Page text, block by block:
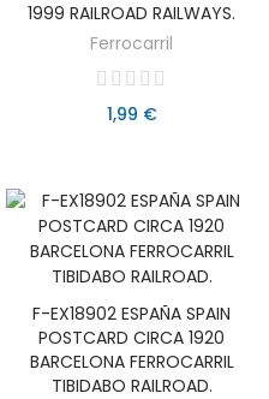
1999 RAILROAD RAILWAYS.
Ferrocarril
1,99 €
AÑADIR AL CARRITO
F-EX18902 ESPAÑA SPAIN
POSTCARD CIRCA 1920
BARCELONA FERROCARRIL
TIBIDABO RAILROAD.